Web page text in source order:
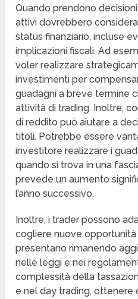
Quando prendono
attivi dovrebbero
status finanziario, incluse
implicazioni fiscali. Ad
voler realizzare
investimenti per
guadagni a breve termine
attività di trading. Inoltre,
di reddito può aiutare a
titoli. Potrebbe essere
investitore realizzare i
quando si trova in una
prevede un aumento
l’anno successivo.
Inoltre, i trader possono
cogliere nuove
presentano rimanendo
nelle leggi e nei
complessità della
e nel day trading, ottenere